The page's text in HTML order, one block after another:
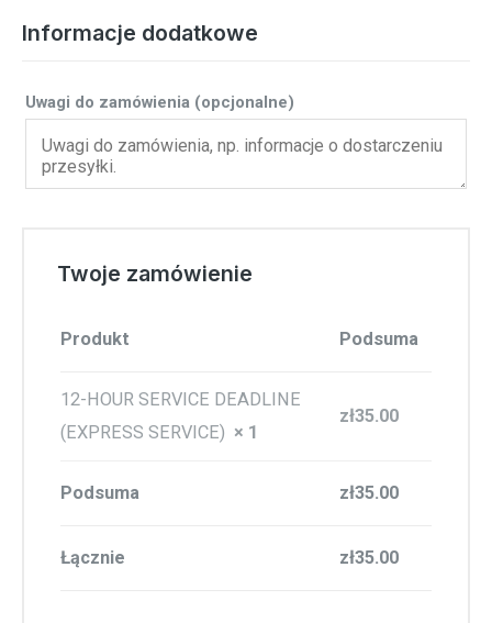
Informacje dodatkowe
Uwagi do zamówienia (opcjonalne)
Twoje zamówienie
Produkt Podsuma
12-HOUR SERVICE DEADLINE
(EXPRESS SERVICE) × 1
zł35.00
Podsuma zł35.00
Łącznie zł35.00